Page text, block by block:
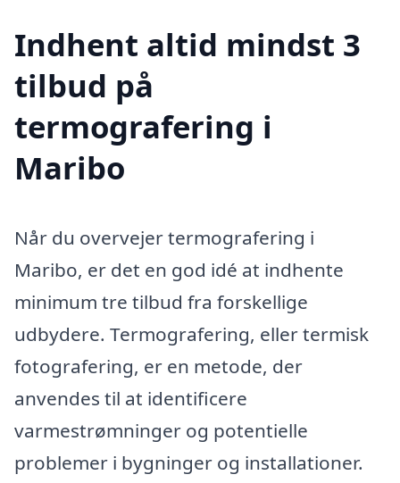
Indhent altid mindst 3
tilbud på
termografering i
Maribo
Når du overvejer termografering i
Maribo, er det en god idé at indhente
minimum tre tilbud fra forskellige
udbydere. Termografering, eller termisk
fotografering, er en metode, der
anvendes til at identificere
varmestrømninger og potentielle
problemer i bygninger og installationer.